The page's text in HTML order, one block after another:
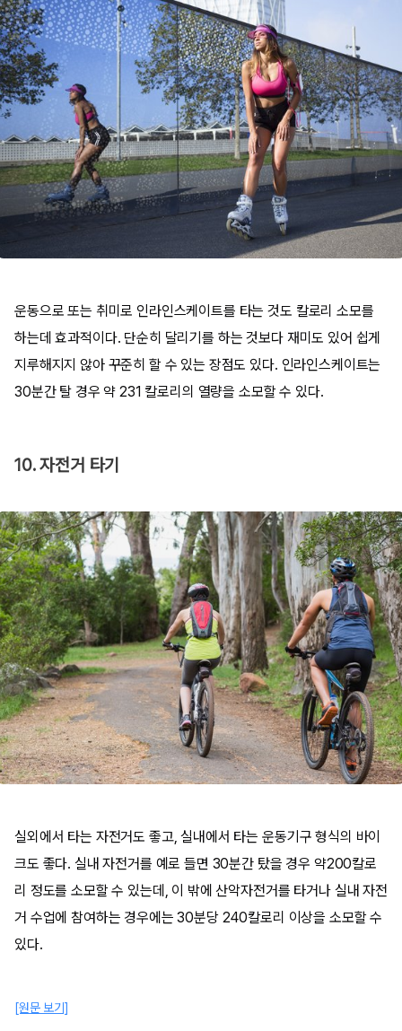
운동으로 또는 취미로 인라인스케이트를 타는 것도 칼로리 소모를
하는데 효과적이다. 단순히 달리기를 하는 것보다 재미도 있어 쉽게
지루해지지 않아 꾸준히 할 수 있는 장점도 있다. 인라인스케이트는
30분간 탈 경우 약 231 칼로리의 열량을 소모할 수 있다.
10. 자전거 타기
실외에서 타는 자전거도 좋고, 실내에서 타는 운동기구 형식의 바이
크도 좋다. 실내 자전거를 예로 들면 30분간 탔을 경우 약200칼로
리 정도를 소모할 수 있는데, 이 밖에 산악자전거를 타거나 실내 자전
거 수업에 참여하는 경우에는 30분당 240칼로리 이상을 소모할 수
있다.
[원문 보기]